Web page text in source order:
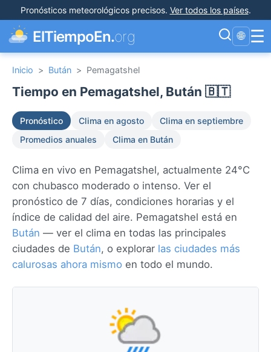
Pronósticos meteorológicos precisos. Ver todos los países.
ElTiempoEn.org 🌐 ☰
Inicio > Bután > Pemagatshel
Tiempo en Pemagatshel, Bután 🇧🇹
Pronóstico Clima en agosto
Clima en septiembre
Promedios anuales
Clima en Bután
Clima en vivo en Pemagatshel, actualmente 24°C
con chubasco moderado o intenso. Ver el
pronóstico de 7 días, condiciones horarias y el
índice de calidad del aire. Pemagatshel está en
Bután — ver el clima en todas las principales
ciudades de Bután, o explorar las ciudades más
calurosas ahora mismo en todo el mundo.